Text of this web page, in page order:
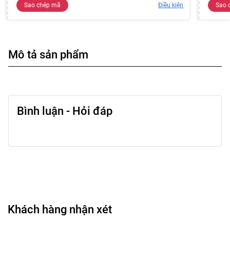
Sao chép mã Điều kiện Sao
Mô tả sản phẩm
Bình luận - Hỏi đáp
Khách hàng nhận xét